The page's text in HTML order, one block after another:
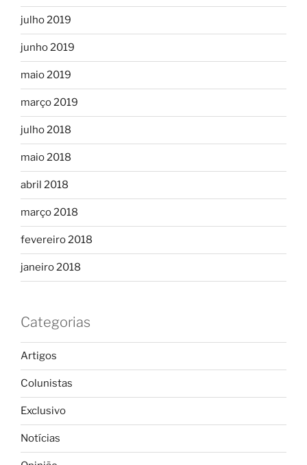
julho 2019
junho 2019
maio 2019
março 2019
julho 2018
maio 2018
abril 2018
março 2018
fevereiro 2018
janeiro 2018
Categorias
Artigos
Colunistas
Exclusivo
Notícias